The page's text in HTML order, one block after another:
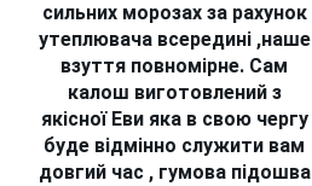
сильних морозах за рахунок
утеплювача всередині ,наше
взуття повномірне. Сам
калош виготовлений з
якісної Еви яка в свою чергу
буде відмінно служити вам
довгий час , гумова підошва